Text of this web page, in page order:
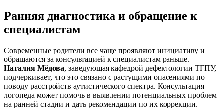
Ранняя диагностика и обращение к
специалистам
Современные родители все чаще проявляют инициативу и
обращаются за консультацией к специалистам раньше.
Наталия Мёдова, заведующая кафедрой дефектологии ТГПУ,
подчеркивает, что это связано с растущими опасениями по
поводу расстройств аутистического спектра. Консультация
логопеда может помочь в выявлении потенциальных проблем
на ранней стадии и дать рекомендации по их коррекции.